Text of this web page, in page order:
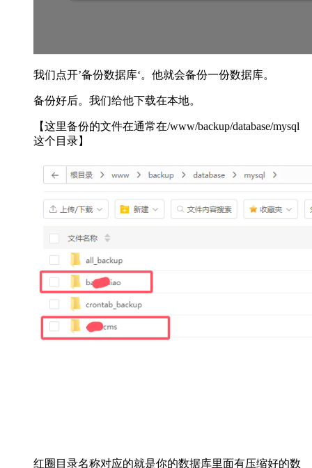
我们点开’备份数据库‘。他就会备份一份数据库。
备份好后。我们给他下载在本地。
【这里备份的文件在通常在/www/backup/database/mysql
这个目录】
红圈目录名称对应的就是你的数据库里面有压缩好的数